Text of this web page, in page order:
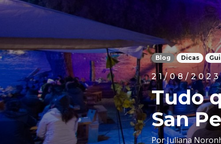
Blog Dicas
21/08/2023
Tudo
San
Por Juliana